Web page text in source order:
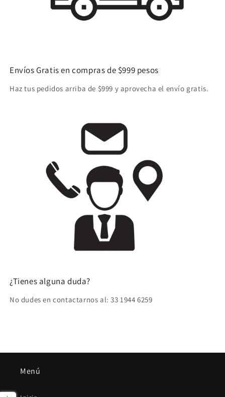
Envíos Gratis en compras de $999 pesos
Haz tus pedidos arriba de $999 y aprovecha el envío gratis.
¿Tienes alguna duda?
No dudes en contactarnos al: 33 1944 6259
Menú